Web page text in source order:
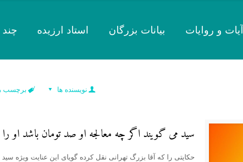
آیات و روایات بیانات بزرگان استاد ارزیده
برچسب نویسنده ها
سید می گویند اگر چه معالجه او صد تومان باشد او
حکایتی را که آقا بزرگ تهرانی نقل کرده گویای این عنایت ویژه